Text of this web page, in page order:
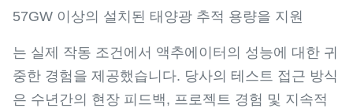
57GW 이상의 설치된 태양광 추적 용량을 지원
는 실제 작동 조건에서 액추에이터의 성능에 대한 귀
중한 경험을 제공했습니다. 당사의 테스트 접근 방식
은 수년간의 현장 피드백, 프로젝트 경험 및 지속적